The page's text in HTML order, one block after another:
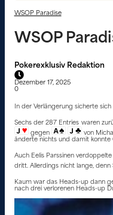
WSOP Paradise
WSOP
Pokerexklusiv Redaktion
Dezember 17, 2025
0
In der Verlängerung sicherte
Sechs der 287 Entries waren
gegen
von
änderte nichts und damit konnte
Auch Eelis Parssinen
dritt. Allerdings nicht lange,
Kaum war das Heads-up dann
nach drei verlorenen Heads-up